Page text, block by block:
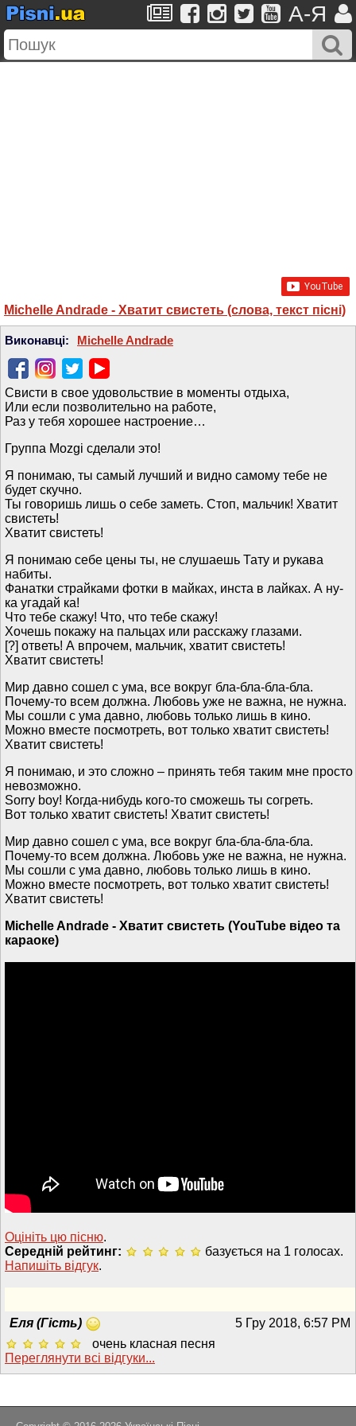
A-Я
Michelle Andrade - Хватит свистеть (слова, текст пісні)
Виконавці: Michelle Andrade
Свисти в свое удовольствие в моменты отдыха,
Или если позволительно на работе,
Раз у тебя хорошее настроение…
Группа Mozgi сделали это!
Я понимаю, ты самый лучший и видно самому тебе не
будет скучно.
Ты говоришь лишь о себе заметь. Стоп, мальчик! Хватит
свистеть!
Хватит свистеть!
Я понимаю себе цены ты, не слушаешь Тату и рукава
набиты.
Фанатки страйками фотки в майках, инста в лайках. А ну-
ка угадай ка!
Что тебе скажу! Что, что тебе скажу!
Хочешь покажу на пальцах или расскажу глазами.
[?] ответь! А впрочем, мальчик, хватит свистеть!
Хватит свистеть!
Мир давно сошел с ума, все вокруг бла-бла-бла-бла.
Почему-то всем должна. Любовь уже не важна, не нужна.
Мы сошли с ума давно, любовь только лишь в кино.
Можно вместе посмотреть, вот только хватит свистеть!
Хватит свистеть!
Я понимаю, и это сложно – принять тебя таким мне просто
невозможно.
Sorry boy! Когда-нибудь кого-то сможешь ты согреть.
Вот только хватит свистеть! Хватит свистеть!
Мир давно сошел с ума, все вокруг бла-бла-бла-бла.
Почему-то всем должна. Любовь уже не важна, не нужна.
Мы сошли с ума давно, любовь только лишь в кино.
Можно вместе посмотреть, вот только хватит свистеть!
Хватит свистеть!
Michelle Andrade - Хватит свистеть (YouTube відео та
караоке)
Оцініть цю пісню.
Середній рейтинг:
базується на 1 голосах.
Напишiть вiдгук.
5 Гру 2018, 6:57 PM
Еля (Гість)
очень класная песня
Переглянути всi вiдгуки...